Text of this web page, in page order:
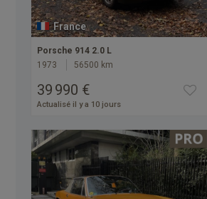
France
Porsche 914 2.0 L
1973
56500 km
39 990 €
Actualisé il y a 10 jours